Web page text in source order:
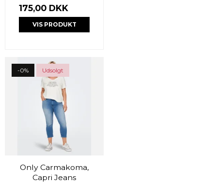
175,00 DKK
VIS PRODUKT
-0% Udsolgt
Only Carmakoma,
Capri Jeans